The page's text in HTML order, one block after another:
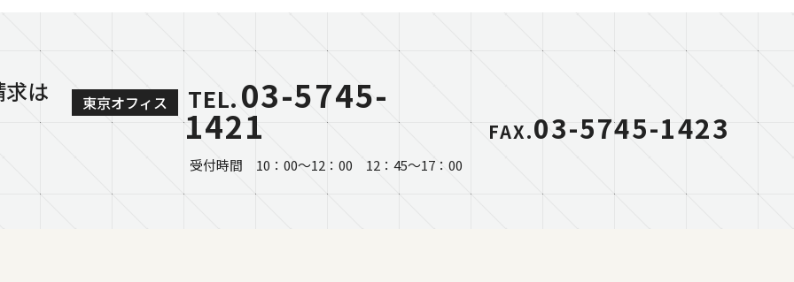
は 東京オフィス TEL.03-5745-
1421 FAX.03-5745-1423
受付時間 10：00～12：00 12：45～17：00